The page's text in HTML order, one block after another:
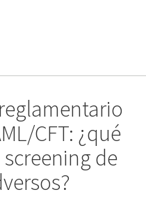
CFT: ¿qué
de